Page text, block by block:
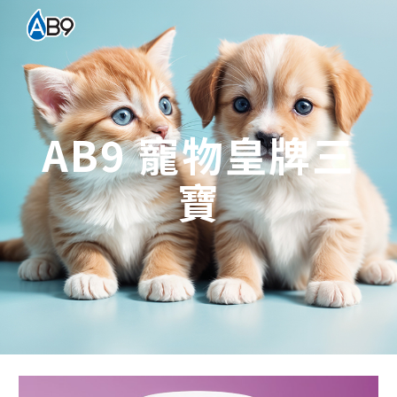
Skip to main content Skip to navigation
AB9 寵物皇牌三
寶